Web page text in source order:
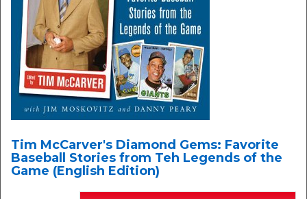
Tim McCarver's Diamond Gems: Favorite
Baseball Stories from Teh Legends of the
Game (English Edition)